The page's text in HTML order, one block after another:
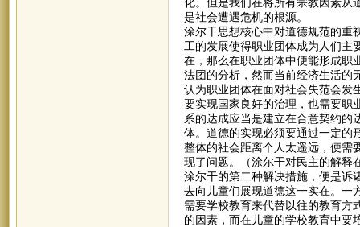
是社会遭遇危机的根源。
涂尔干思想核心中对道德规范的重
工的发展使得职业团体成为人们主
在，那么在职业团体中便能形成职
法团的分析，然而当前经济生活的
认为职业团体在面对社会失范会发
要实现国家良好的治理，也需要职
系的达成应当是建立在合意契约的
体。道德的实现必须要通过一定的
整体的社会距离个人太遥远，便需
现了问题。（涂尔干对民主的解释
涂尔干的第二种解决措施，便是诉
去向儿童们展现道德这一实在。一
需要学校教育来代替以往的教育方
的因素，而在儿童的学校教育中要